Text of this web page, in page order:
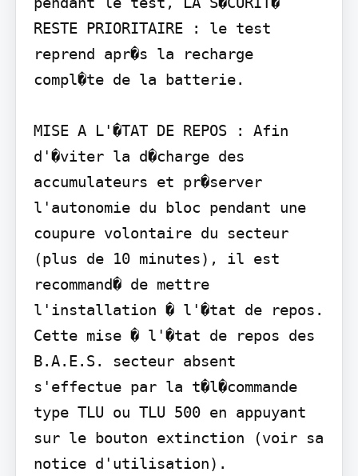
RESTE PRIORITAIRE : le test
reprend apr�s la recharge
compl�te de la batterie.
MISE A L'�TAT DE REPOS : Afin
d'�viter la d�charge des
accumulateurs et pr�server
l'autonomie du bloc pendant une
coupure volontaire du secteur
(plus de 10 minutes), il est
recommand� de mettre
l'installation � l'�tat de repos.
Cette mise � l'�tat de repos des
B.A.E.S. secteur absent
s'effectue par la t�l�commande
type TLU ou TLU 500 en appuyant
sur le bouton extinction (voir sa
notice d'utilisation).